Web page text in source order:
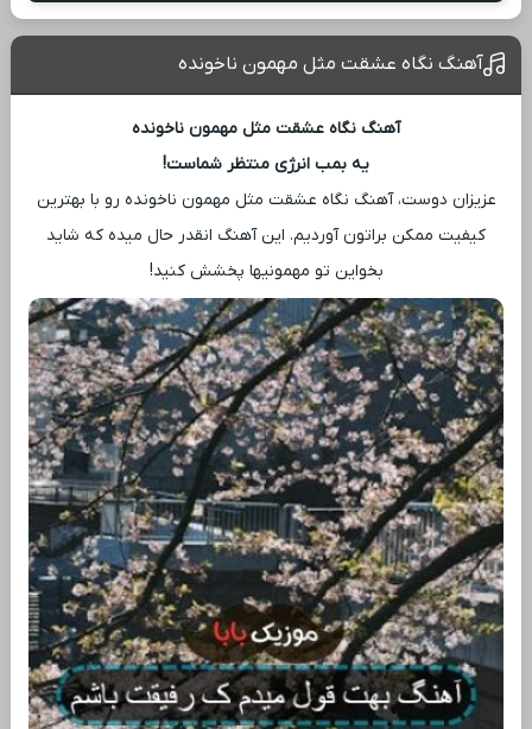
آهنگ نگاه عشقت مثل مهمون ناخونده
آهنگ نگاه عشقت مثل مهمون ناخونده
یه بمب انرژی منتظر شماست!
عزیزان دوست، آهنگ نگاه عشقت مثل مهمون ناخونده رو با بهترین
کیفیت ممکن براتون آوردیم. این آهنگ انقدر حال میده که شاید
بخواین تو مهمونیها پخشش کنید!